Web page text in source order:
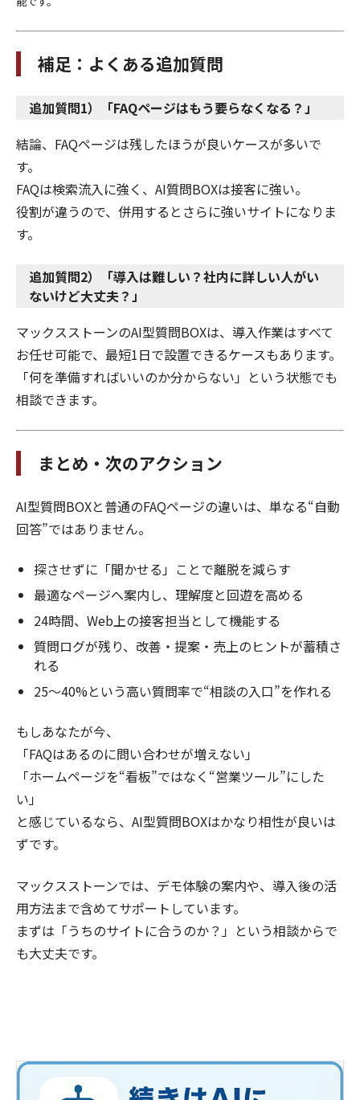
補足：よくある追加質問
追加質問1）「FAQページはもう要らなくなる？」
結論、FAQページは残したほうが良いケースが多いで
す。
FAQは検索流入に強く、AI質問BOXは接客に強い。
役割が違うので、併用するとさらに強いサイトになりま
す。
追加質問2）「導入は難しい？社内に詳しい人がい
ないけど大丈夫？」
マックスストーンのAI型質問BOXは、導入作業はすべて
お任せ可能で、最短1日で設置できるケースもあります。
「何を準備すればいいのか分からない」という状態でも
相談できます。
まとめ・次のアクション
AI型質問BOXと普通のFAQページの違いは、単なる“自動
回答”ではありません。
探させずに「聞かせる」ことで離脱を減らす
最適なページへ案内し、理解度と回遊を高める
24時間、Web上の接客担当として機能する
質問ログが残り、改善・提案・売上のヒントが蓄積さ
れる
25〜40%という高い質問率で“相談の入口”を作れる
もしあなたが今、
「FAQはあるのに問い合わせが増えない」
「ホームページを“看板”ではなく“営業ツール”にした
い」
と感じているなら、AI型質問BOXはかなり相性が良いは
ずです。
マックスストーンでは、デモ体験の案内や、導入後の活
用方法まで含めてサポートしています。
まずは「うちのサイトに合うのか？」という相談からで
も大丈夫です。